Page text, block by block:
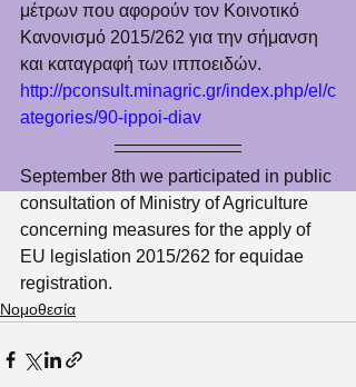
μέτρων που αφορούν τον Κοινοτικό
Κανονισμό 2015/262 για την σήμανση
και καταγραφή των ιπποειδών.
http://pconsult.minagric.gr/index.php/el/c
ategories/90-ippoi-diav
September 8th we participated in public
consultation of Ministry of Agriculture
concerning measures for the apply of
EU legislation 2015/262 for equidae
registration.
Νομοθεσία